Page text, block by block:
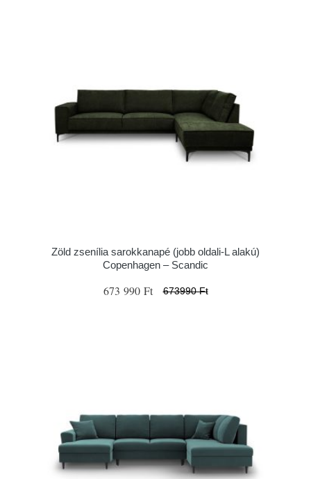
Zöld zsenília sarokkanapé (jobb oldali-L alakú)
Copenhagen – Scandic
673 990 Ft 673990 Ft